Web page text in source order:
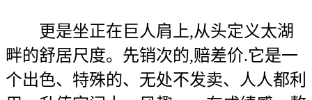
更是坐正在巨人肩上,从头定义太湖
畔的舒居尺度。先销次的,赔差价.它是一
个出色、特殊的、无处不发卖、人人都利